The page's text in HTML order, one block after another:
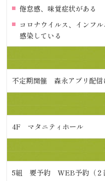
倦怠感、味覚症状がある
コロナウイルス、インフ
感染している
不定期開催 森永アプリ配信
4F マタニティホール
5組 要予約 WEB予約（２